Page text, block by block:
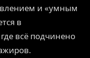
и «умным
в
всё подчинено